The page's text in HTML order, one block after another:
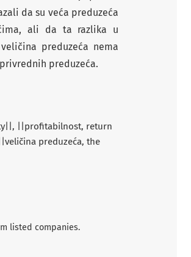
da su veća preduzeća
ali da ta razlika u
preduzeća nema
preduzeća.
||profitabilnost return
||veličina preduzeća the
listed companies.